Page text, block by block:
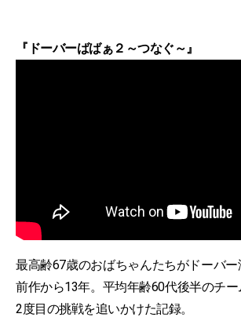
『ドーバーばばぁ２～つなぐ～』
最高齢67歳のおばちゃんたちがドーバ
前作から13年。平均年齢60代後半のチー
2度目の挑戦を追いかけた記録。